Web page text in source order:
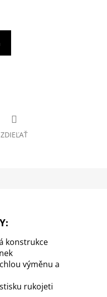
ZDIEĽAŤ
konstrukce
výměnu a
rukojeti